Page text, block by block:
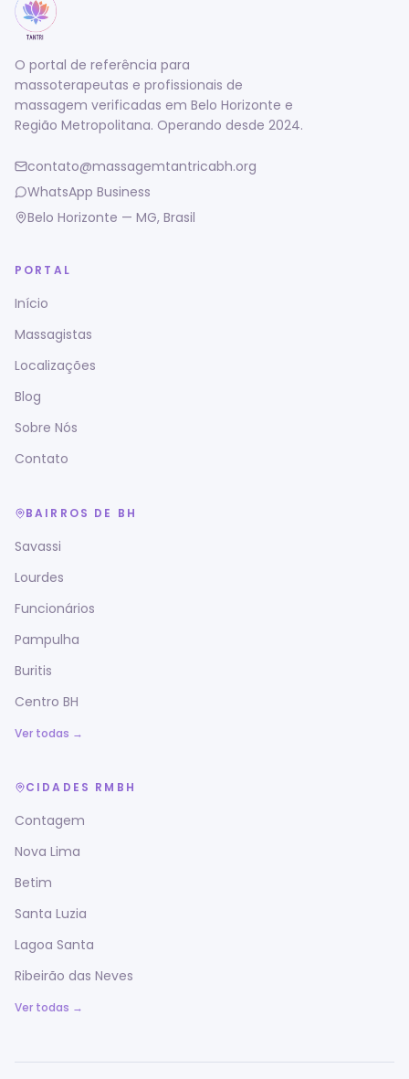
O portal de referência para
massoterapeutas e profissionais de
massagem verificadas em Belo Horizonte e
Região Metropolitana. Operando desde 2024.
contato@massagemtantricabh.org
WhatsApp Business
Belo Horizonte — MG, Brasil
PORTAL
Início
Massagistas
Localizações
Blog
Sobre Nós
Contato
BAIRROS DE BH
Savassi
Lourdes
Funcionários
Pampulha
Buritis
Centro BH
Ver todas →
CIDADES RMBH
Contagem
Nova Lima
Betim
Santa Luzia
Lagoa Santa
Ribeirão das Neves
Ver todas →